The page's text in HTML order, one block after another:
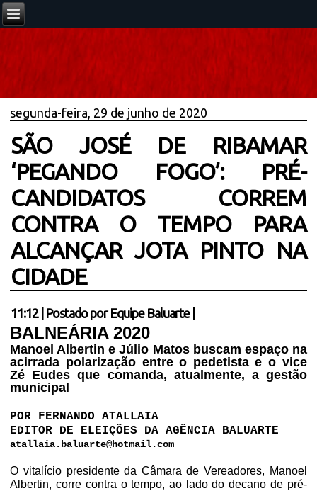
segunda-feira, 29 de junho de 2020
SÃO JOSÉ DE RIBAMAR
‘PEGANDO FOGO’: PRÉ-
CANDIDATOS CORREM
CONTRA O TEMPO PARA
ALCANÇAR JOTA PINTO NA
CIDADE
11:12| Postado por Equipe Baluarte
BALNEÁRIA 2020
Manoel Albertin e Júlio Matos buscam espaço na
acirrada polarização entre o pedetista e o vice
Zé Eudes que comanda, atualmente, a gestão
municipal
POR FERNANDO ATALLAIA
EDITOR DE ELEIÇÕES DA AGÊNCIA BALUARTE
atallaia.baluarte@hotmail.com
O vitalício presidente da Câmara de Vereadores, Manoel
Albertin, corre contra o tempo, ao lado do decano de pré-